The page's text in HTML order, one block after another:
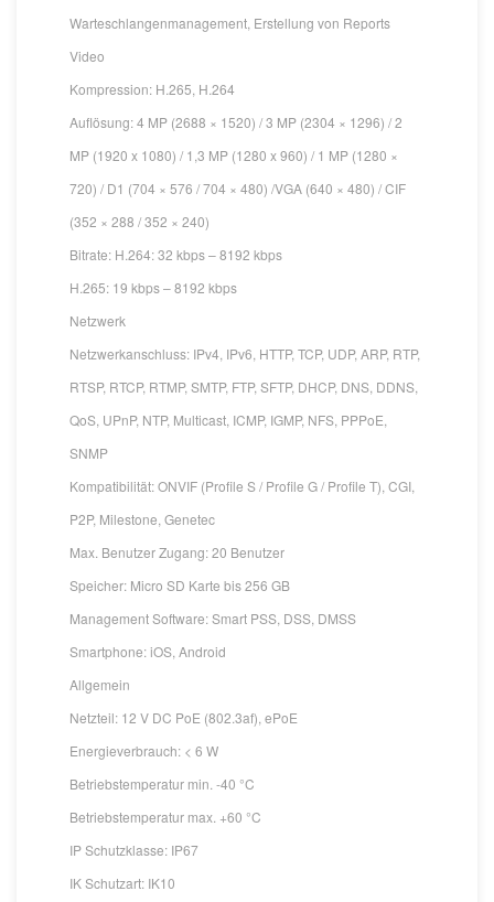
Warteschlangenmanagement, Erstellung von Reports
Video
Kompression: H.265, H.264
Auflösung: 4 MP (2688 × 1520) / 3 MP (2304 × 1296) / 2
MP (1920 x 1080) / 1,3 MP (1280 x 960) / 1 MP (1280 ×
720) / D1 (704 × 576 / 704 × 480) /VGA (640 × 480) / CIF
(352 × 288 / 352 × 240)
Bitrate: H.264: 32 kbps – 8192 kbps
H.265: 19 kbps – 8192 kbps
Netzwerk
Netzwerkanschluss: IPv4, IPv6, HTTP, TCP, UDP, ARP, RTP,
RTSP, RTCP, RTMP, SMTP, FTP, SFTP, DHCP, DNS, DDNS,
QoS, UPnP, NTP, Multicast, ICMP, IGMP, NFS, PPPoE,
SNMP
Kompatibilität: ONVIF (Profile S / Profile G / Profile T), CGI,
P2P, Milestone, Genetec
Max. Benutzer Zugang: 20 Benutzer
Speicher: Micro SD Karte bis 256 GB
Management Software: Smart PSS, DSS, DMSS
Smartphone: iOS, Android
Allgemein
Netzteil: 12 V DC PoE (802.3af), ePoE
Energieverbrauch: < 6 W
Betriebstemperatur min. -40 °C
Betriebstemperatur max. +60 °C
IP Schutzklasse: IP67
IK Schutzart: IK10